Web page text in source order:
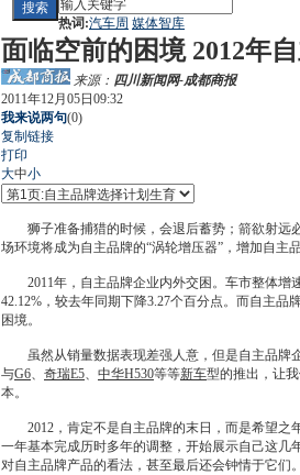
热词:汽车周 媒体智库
面临空前的困境 2012年
来源： 四川新闻网-成都商报
2011年12月05日09:32
我来说两句(0)
复制链接
打印
大中小
狮子准备捕猎的时候，会退后蓄势；箭欲射远必
场环境将成为自主品牌的“涡轮增压器”，增加自主
2011年，自主品牌企业内外交困。车市整体增速
42.12%，较去年同期下降3.27个百分点。而自主
困境。
虽然从销量数据表现差强人意，但是自主品牌企
与G6、 奇瑞E5、 中华H530等等新车型的推出，让
本。
2012，肯定不是自主品牌的末日，而是希望之
一年基本完成历时多年的调整，开始展示自己这
对自主品牌产品的看法，甚至最后还会钟情于它们